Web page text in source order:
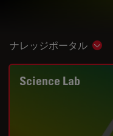
ナレッジポータル
Science Lab